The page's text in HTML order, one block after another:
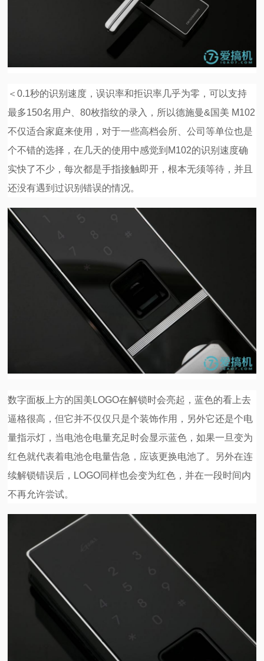
＜0.1秒的识别速度，误识率和拒识率几乎为零，可以支持
最多150名用户、80枚指纹的录入，所以德施曼&国美 M102
不仅适合家庭来使用，对于一些高档会所、公司等单位也是
个不错的选择，在几天的使用中感觉到M102的识别速度确
实快了不少，每次都是手指接触即开，根本无须等待，并且
还没有遇到过识别错误的情况。
数字面板上方的国美LOGO在解锁时会亮起，蓝色的看上去
逼格很高，但它并不仅仅只是个装饰作用，另外它还是个电
量指示灯，当电池仓电量充足时会显示蓝色，如果一旦变为
红色就代表着电池仓电量告急，应该更换电池了。另外在连
续解锁错误后，LOGO同样也会变为红色，并在一段时间内
不再允许尝试。